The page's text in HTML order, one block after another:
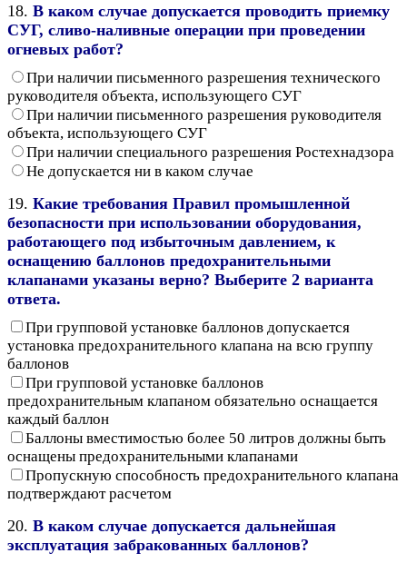
18. В каком случае допускается проводить приемку
СУГ, сливо-наливные операции при проведении
огневых работ?
При наличии письменного разрешения технического
руководителя объекта, использующего СУГ
При наличии письменного разрешения руководителя
объекта, использующего СУГ
При наличии специального разрешения Ростехнадзора
Не допускается ни в каком случае
19. Какие требования Правил промышленной
безопасности при использовании оборудования,
работающего под избыточным давлением, к
оснащению баллонов предохранительными
клапанами указаны верно? Выберите 2 варианта
ответа.
При групповой установке баллонов допускается
установка предохранительного клапана на всю группу
баллонов
При групповой установке баллонов
предохранительным клапаном обязательно оснащается
каждый баллон
Баллоны вместимостью более 50 литров должны быть
оснащены предохранительными клапанами
Пропускную способность предохранительного клапана
подтверждают расчетом
20. В каком случае допускается дальнейшая
эксплуатация забракованных баллонов?